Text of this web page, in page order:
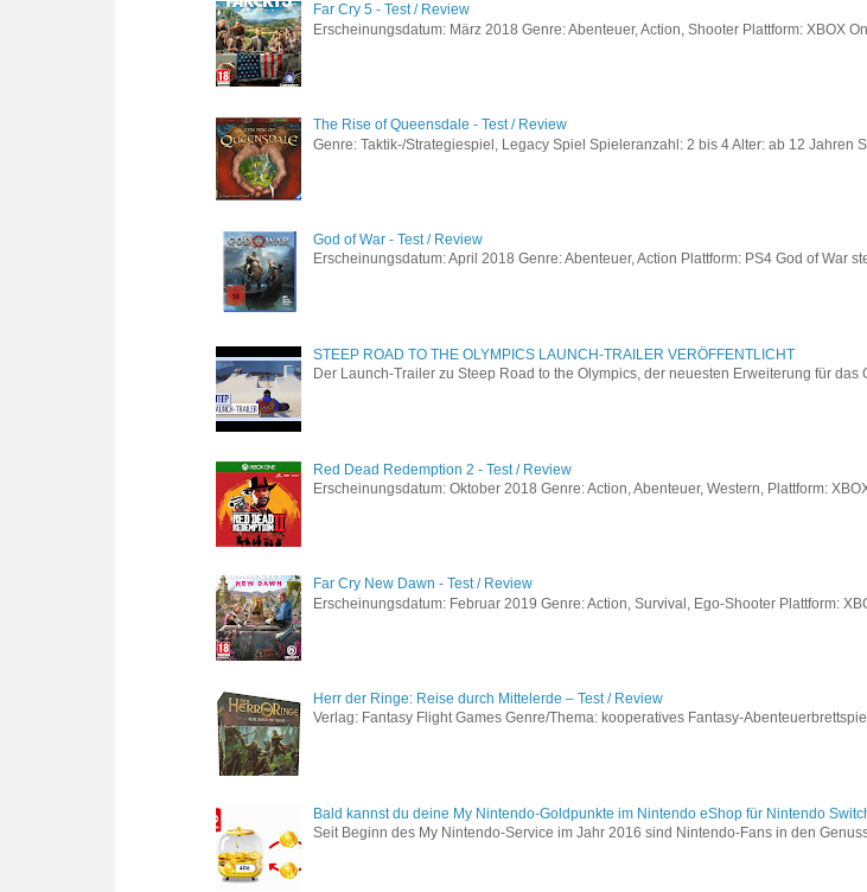
Far Cry 5 - Test / Review
Erscheinungsdatum: März 2018 Genre: Abenteuer, Action, Shooter Plattform: XBOX
The Rise of Queensdale - Test / Review
Genre: Taktik-/Strategiespiel, Legacy Spiel Spieleranzahl: 2 bis 4 Alter: ab 12 Jahren
God of War - Test / Review
Erscheinungsdatum: April 2018 Genre: Abenteuer, Action Plattform: PS4 God of War
STEEP ROAD TO THE OLYMPICS LAUNCH-TRAILER VERÖFFENTLICHT
Der Launch-Trailer zu Steep Road to the Olympics, der neuesten Erweiterung für
Red Dead Redemption 2 - Test / Review
Erscheinungsdatum: Oktober 2018 Genre: Action, Abenteuer, Western, Plattform:
Far Cry New Dawn - Test / Review
Erscheinungsdatum: Februar 2019 Genre: Action, Survival, Ego-Shooter Plattform:
Herr der Ringe: Reise durch Mittelerde – Test / Review
Verlag: Fantasy Flight Games Genre/Thema: kooperatives Fantasy-
Bald kannst du deine My Nintendo-Goldpunkte im Nintendo eShop für Nintendo
Seit Beginn des My Nintendo-Service im Jahr 2016 sind Nintendo-Fans in den